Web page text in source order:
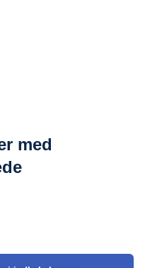
med